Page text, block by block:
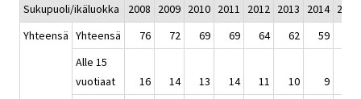
Sukupuoli/ikäluokka 2008 2009 2010 2011 2012 2013 2014 2015
Yhteensä Yhteensä 76 72 69 69 64 62 59
Alle 15
vuotiaat
16 14 13 14 11 10 9